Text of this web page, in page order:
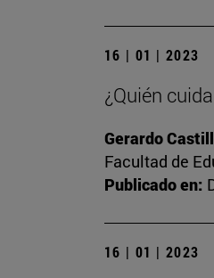
16 | 01 | 2023
¿Quién
Gerardo
Facultad de
Publicado en:
16 | 01 | 2023